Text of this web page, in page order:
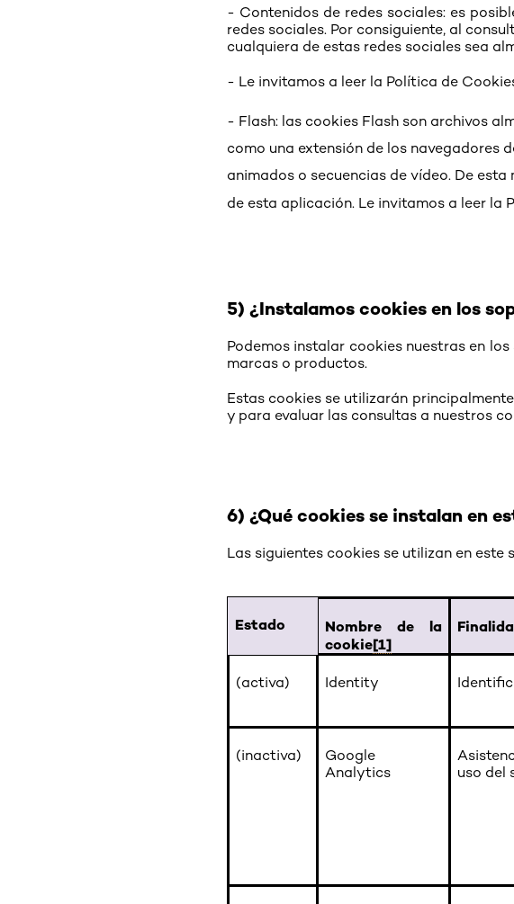
- Contenidos de redes sociales: es
redes sociales. Por consiguiente, al
cualquiera de estas redes sociales sea
- Le invitamos a leer la Política de
- Flash: las cookies Flash son archivos
como una extensión de los navegadores
animados o secuencias de vídeo. De
de esta aplicación. Le invitamos a leer la
5) ¿Instalamos cookies en los
Podemos instalar cookies nuestras en
marcas o productos.
Estas cookies se utilizarán
y para evaluar las consultas a nuestros
6) ¿Qué cookies se instalan en
Las siguientes cookies se utilizan en este
Estado
Nombre de la
cookie[1]
(activa) Identity
(inactiva)
Google
Analytics
uso del